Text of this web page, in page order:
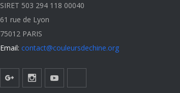
SIRET 503 294 118 00040
61 rue de Lyon
75012 PARIS
Email: contact@couleursdechine.org